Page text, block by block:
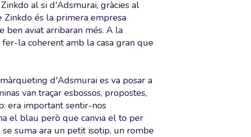
al si d'Adsmurai, gràcies al
Zinkdo és la primera empresa
ben aviat arribaran més. A la
la coherent amb la casa gran que
d'Adsmurai es va posar a
van traçar esbossos, propostes,
era important sentir-nos
el blau però que canvia el to per
suma ara un petit isotip, un rombe